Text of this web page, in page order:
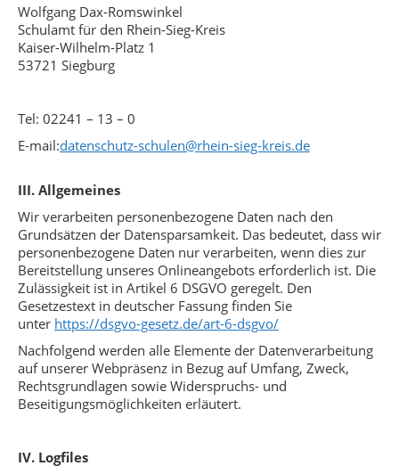
Wolfgang Dax-Romswinkel
Schulamt für den Rhein-Sieg-Kreis
Kaiser-Wilhelm-Platz 1
53721 Siegburg
Tel: 02241 – 13 – 0
E-mail:datenschutz-schulen@rhein-sieg-kreis.de
III. Allgemeines
Wir verarbeiten personenbezogene Daten nach den
Grundsätzen der Datensparsamkeit. Das bedeutet, dass wir
personenbezogene Daten nur verarbeiten, wenn dies zur
Bereitstellung unseres Onlineangebots erforderlich ist. Die
Zulässigkeit ist in Artikel 6 DSGVO geregelt. Den
Gesetzestext in deutscher Fassung finden Sie
unter https://dsgvo-gesetz.de/art-6-dsgvo/
Nachfolgend werden alle Elemente der Datenverarbeitung
auf unserer Webpräsenz in Bezug auf Umfang, Zweck,
Rechtsgrundlagen sowie Widerspruchs- und
Beseitigungsmöglichkeiten erläutert.
IV. Logfiles